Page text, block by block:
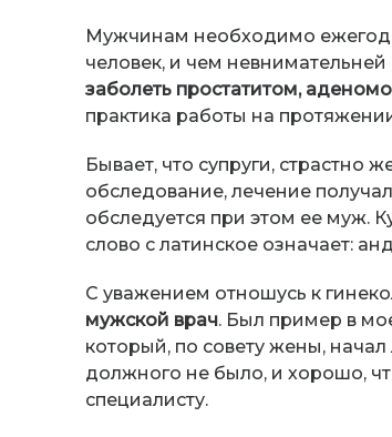
Мужчинам необходимо
человек, и чем
заболеть простатитом,
практика работы на
Бывает, что супруги,
обследование, лечение
обследуется при этом ее муж.
слово с латинское означает:
С уважением отношусь к
мужской врач. Был пример в
который, по совету жены,
должного не было, и хорошо,
специалисту.